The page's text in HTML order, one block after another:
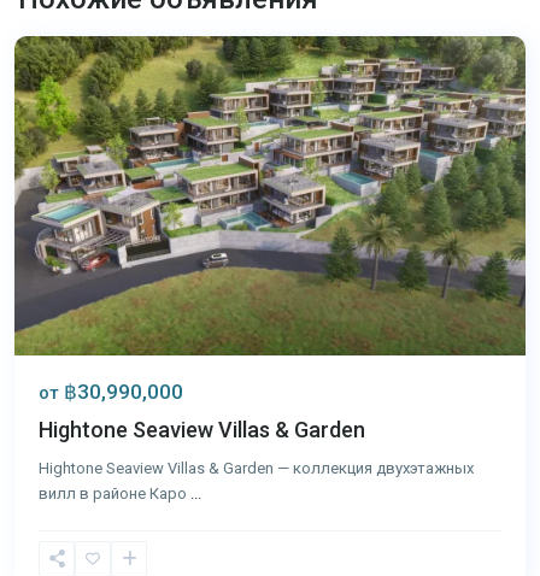
Пхукет
от ฿30,990,000
Hightone Seaview Villas & Garden
Hightone Seaview Villas & Garden — коллекция двухэтажных
вилл в районе Каро
Карон ,